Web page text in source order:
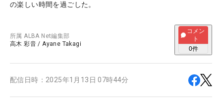
の楽しい時間を過ごした。
所属ALBA Net編集部
高木 彩音 /Ayane Takagi
コメン
ト
0件
配信日時： 2025年1月13日 07時44分